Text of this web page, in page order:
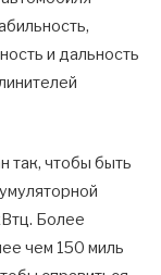
и дальность
так, чтобы быть
Более
чем 150 миль